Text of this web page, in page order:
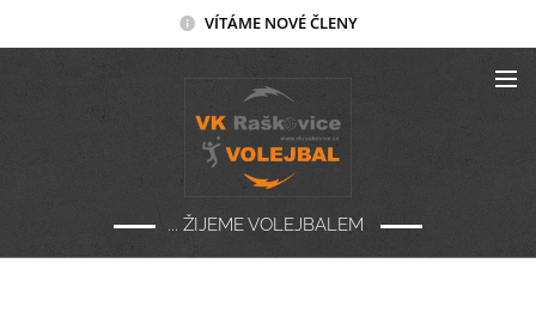
VÍTÁME NOVÉ ČLENY
... ŽIJEME VOLEJBALEM